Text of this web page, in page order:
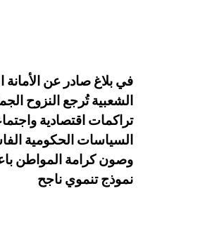
في بلاغ صادر عن
الشعبية تُرجع النزوح
تراكمات اقتصادية
السياسات الحكومية
وصون كرامة المواطن
نموذج تنموي ناجح